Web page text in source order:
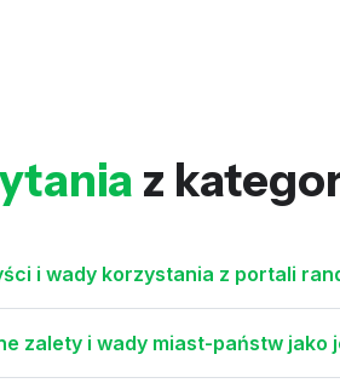
z
i wady korzystania z portali
zalety i wady miast-państw